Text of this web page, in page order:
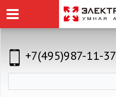
+7(495)987-11-37